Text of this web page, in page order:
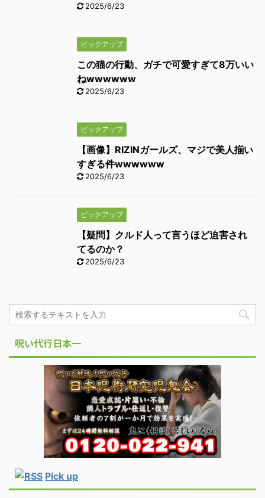
2025/6/23
ピックアップ
この猫の行動、ガチで可愛すぎて8万いい
ねwwwwww
2025/6/23
ピックアップ
【画像】RIZINガールズ、マジで美人揃い
すぎる件wwwwww
2025/6/23
ピックアップ
【疑問】クルド人って言うほど迫害され
てるのか？
2025/6/23
呪い代行日本一
Pick up